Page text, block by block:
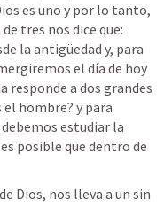
es uno y por lo tanto,
tres nos dice que:
la antigüedad y, para
el día de hoy
responde a dos grandes
el hombre? y para
estudiar la
posible que dentro de
Dios, nos lleva a un sin